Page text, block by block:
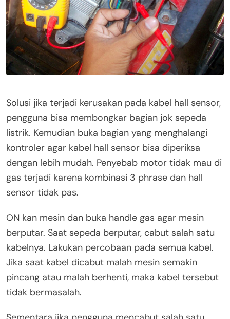
Solusi jika terjadi kerusakan pada kabel hall sensor,
pengguna bisa membongkar bagian jok sepeda
listrik. Kemudian buka bagian yang menghalangi
kontroler agar kabel hall sensor bisa diperiksa
dengan lebih mudah. Penyebab motor tidak mau di
gas terjadi karena kombinasi 3 phrase dan hall
sensor tidak pas.
ON kan mesin dan buka handle gas agar mesin
berputar. Saat sepeda berputar, cabut salah satu
kabelnya. Lakukan percobaan pada semua kabel.
Jika saat kabel dicabut malah mesin semakin
pincang atau malah berhenti, maka kabel tersebut
tidak bermasalah.